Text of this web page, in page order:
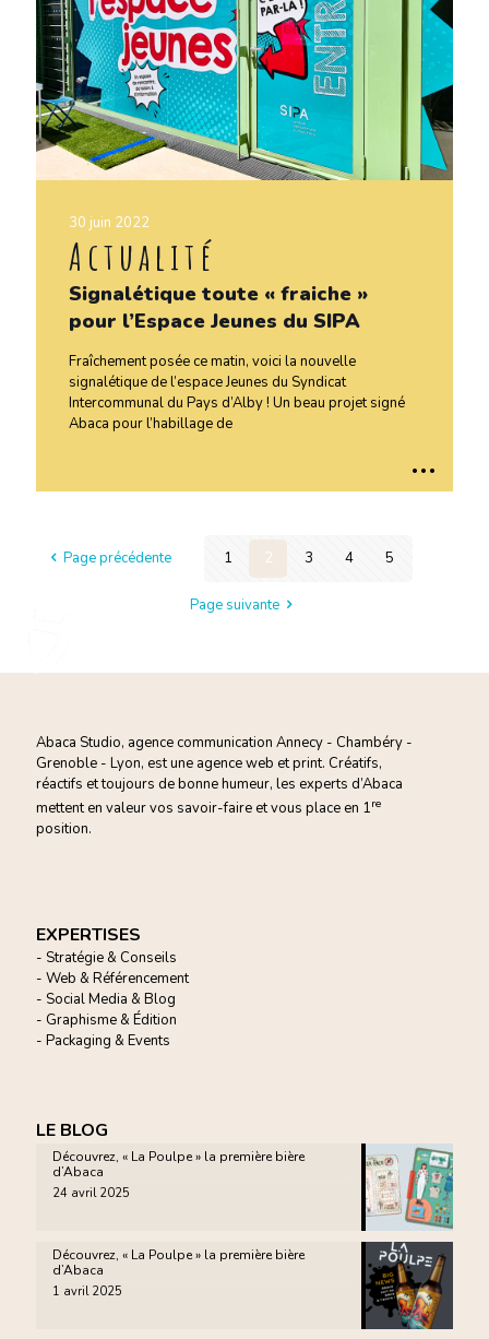
30 juin 2022
Actualité
Signalétique toute « fraiche »
pour l’Espace Jeunes du SIPA
Fraîchement posée ce matin, voici la nouvelle
signalétique de l’espace Jeunes du Syndicat
Intercommunal du Pays d’Alby ! Un beau projet signé
Abaca pour l’habillage de
...
Page précédente 1 2 3 4 5
Page suivante
Abaca Studio, agence communication Annecy - Chambéry -
Grenoble - Lyon, est une agence web et print. Créatifs,
réactifs et toujours de bonne humeur, les experts d’Abaca
mettent en valeur vos savoir-faire et vous place en 1re
position.
EXPERTISES
- Stratégie & Conseils
- Web & Référencement
- Social Media & Blog
- Graphisme & Édition
- Packaging & Events
LE BLOG
Découvrez, « La Poulpe » la première bière
d’Abaca
24 avril 2025
Découvrez, « La Poulpe » la première bière
d’Abaca
1 avril 2025